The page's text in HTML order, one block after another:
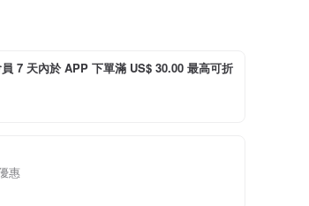
7 天內於 APP 下單滿 US$ 30.00 最高可折
惠